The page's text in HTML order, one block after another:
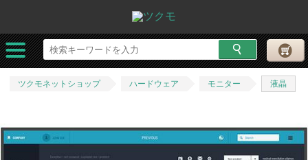
ツクモネットショップ ハードウェア モニター 液晶